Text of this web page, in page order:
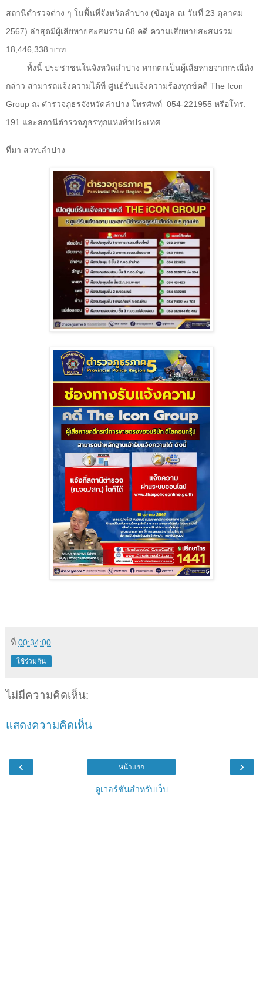
สถานีตำรวจต่าง ๆ ในพื้นที่จังหวัดลำปาง (ข้อมูล ณ วันที่ 23 ตุลาคม
2567) ล่าสุดมีผู้เสียหายสะสมรวม 68 คดี ความเสียหายสะสมรวม
18,446,338 บาท
ทั้งนี้ ประชาชนในจังหวัดลำปาง หากตกเป็นผู้เสียหายจากกรณีดัง
กล่าว สามารถแจ้งความได้ที่ ศูนย์รับแจ้งความร้องทุกข์คดี The Icon
Group ณ ตำรวจภูธรจังหวัดลำปาง โทรศัพท์ 054-221955 หรือโทร.
191 และสถานีตำรวจภูธรทุกแห่งทั่วประเทศ
ที่มา สวท.ลำปาง
ที่ 00:34:00
ใช้ร่วมกัน
ไม่มีความคิดเห็น:
แสดงความคิดเห็น
‹ ›
หน้าแรก
ดูเวอร์ชันสำหรับเว็บ